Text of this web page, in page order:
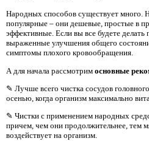
Народных способов существует много.
популярные – они дешевые, простые в
эффективные. Если вы все будете делать
выраженные улучшения общего
симптомы плохого кровообращения.
А для начала рассмотрим основные
✎ Лучше всего чистка сосудов
осенью, когда организм максимально
✎ Чистки с применением народных
причем, чем они продолжительнее, тем
воздействует на организм.